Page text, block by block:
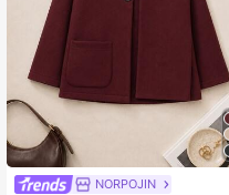
NORPOJIN